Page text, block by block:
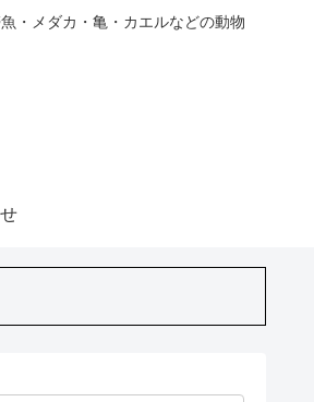
・メダカ・亀・カエルなどの動物